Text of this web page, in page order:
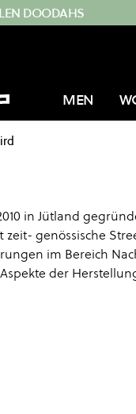
DOODAHS
MEN
in Jütland
zeit- genössische
im Bereich
der